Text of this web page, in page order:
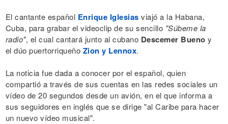
El cantante español Enrique Iglesias viajó a la Habana,
Cuba, para grabar el videoclip de su sencillo "Súbeme la
radio", el cual cantará junto al cubano Descemer Bueno y
el dúo puertorriqueño Zion y Lennox.
La noticia fue dada a conocer por el español, quien
compartió a través de sus cuentas en las redes sociales un
vídeo de 20 segundos desde un avión, en el que informa a
sus seguidores en inglés que se dirige "al Caribe para hacer
un nuevo vídeo musical".